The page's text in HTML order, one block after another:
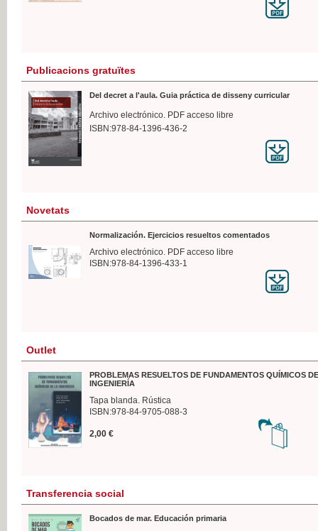
Publicacions gratuïtes
Del decret a l'aula. Guia práctica de disseny curricular
Archivo electrónico. PDF acceso libre
ISBN:978-84-1396-436-2
Novetats
Normalización. Ejercicios resueltos comentados
Archivo electrónico. PDF acceso libre
ISBN:978-84-1396-433-1
Outlet
PROBLEMAS RESUELTOS DE FUNDAMENTOS QUÍMICOS
INGENIERÍA
Tapa blanda. Rústica
ISBN:978-84-9705-088-3
2,00 €
Transferencia social
Bocados de mar. Educación primaria